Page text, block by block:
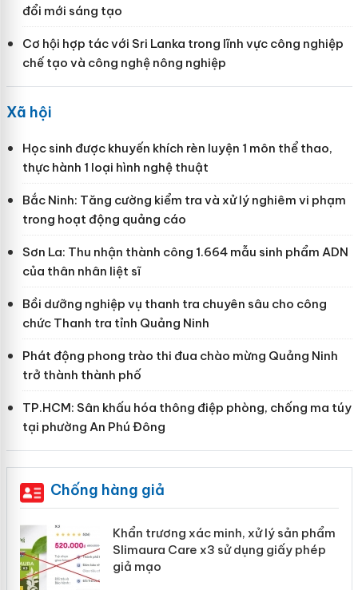
đổi mới sáng tạo
Cơ hội hợp tác với Sri Lanka trong lĩnh vực công nghiệp
chế tạo và công nghệ nông nghiệp
Xã hội
Học sinh được khuyến khích rèn luyện 1 môn thể thao,
thực hành 1 loại hình nghệ thuật
Bắc Ninh: Tăng cường kiểm tra và xử lý nghiêm vi phạm
trong hoạt động quảng cáo
Sơn La: Thu nhận thành công 1.664 mẫu sinh phẩm ADN
của thân nhân liệt sĩ
Bồi dưỡng nghiệp vụ thanh tra chuyên sâu cho công
chức Thanh tra tỉnh Quảng Ninh
Phát động phong trào thi đua chào mừng Quảng Ninh
trở thành thành phố
TP.HCM: Sân khấu hóa thông điệp phòng, chống ma túy
tại phường An Phú Đông
Chống hàng giả
Khẩn trương xác minh, xử lý sản phẩm
Slimaura Care x3 sử dụng giấy phép
giả mạo